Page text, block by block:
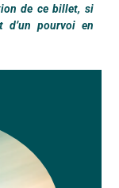
de ce billet, si
d’un pourvoi en